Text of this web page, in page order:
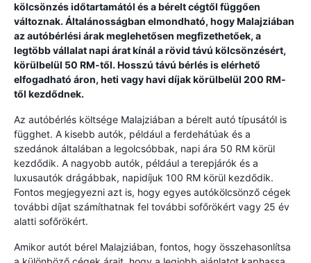
kölcsönzés időtartamától és a bérelt cégtől függően
változnak. Általánosságban elmondható, hogy Malajziában
az autóbérlési árak meglehetősen megfizethetőek, a
legtöbb vállalat napi árat kínál a rövid távú kölcsönzésért,
körülbelül 50 RM-től. Hosszú távú bérlés is elérhető
elfogadható áron, heti vagy havi díjak körülbelül 200 RM-
től kezdődnek.
Az autóbérlés költsége Malajziában a bérelt autó típusától is
függhet. A kisebb autók, például a ferdehátúak és a
szedánok általában a legolcsóbbak, napi ára 50 RM körül
kezdődik. A nagyobb autók, például a terepjárók és a
luxusautók drágábbak, napidíjuk 100 RM körül kezdődik.
Fontos megjegyezni azt is, hogy egyes autókölcsönző cégek
további díjat számíthatnak fel további sofőrökért vagy 25 év
alatti sofőrökért.
Amikor autót bérel Malajziában, fontos, hogy összehasonlítsa